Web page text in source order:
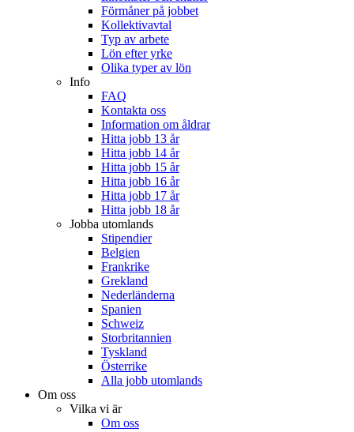
Förmåner på jobbet
Kollektivavtal
Typ av arbete
Lön efter yrke
Olika typer av lön
Info
FAQ
Kontakta oss
Information om åldrar
Hitta jobb 13 år
Hitta jobb 14 år
Hitta jobb 15 år
Hitta jobb 16 år
Hitta jobb 17 år
Hitta jobb 18 år
Jobba utomlands
Stipendier
Belgien
Frankrike
Grekland
Nederländerna
Spanien
Schweiz
Storbritannien
Tyskland
Österrike
Alla jobb utomlands
Om oss
Vilka vi är
Om oss